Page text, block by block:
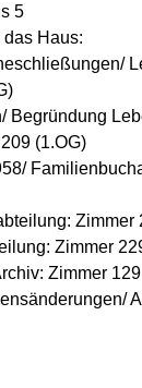
5
Haus:
Begründung
(1.OG)
Zimmer
Zimmer
Zimmer